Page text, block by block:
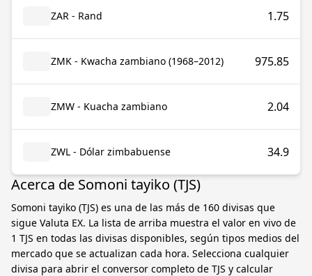
ZAR - Rand 1.75
ZMK - Kwacha zambiano (1968–2012) 975.85
ZMW - Kuacha zambiano 2.04
ZWL - Dólar zimbabuense 34.9
Acerca de Somoni tayiko (TJS)
Somoni tayiko (TJS) es una de las más de 160 divisas que
sigue Valuta EX. La lista de arriba muestra el valor en vivo de
1 TJS en todas las divisas disponibles, según tipos medios del
mercado que se actualizan cada hora. Selecciona cualquier
divisa para abrir el conversor completo de TJS y calcular